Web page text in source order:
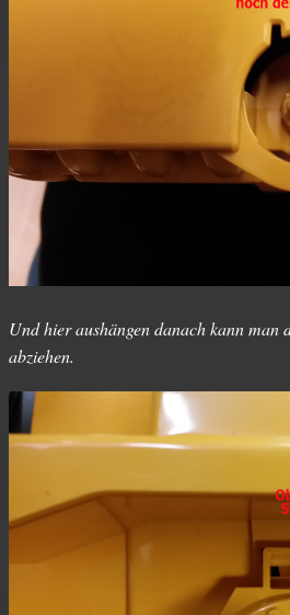
Und hier aushängen danach kann man
abziehen.